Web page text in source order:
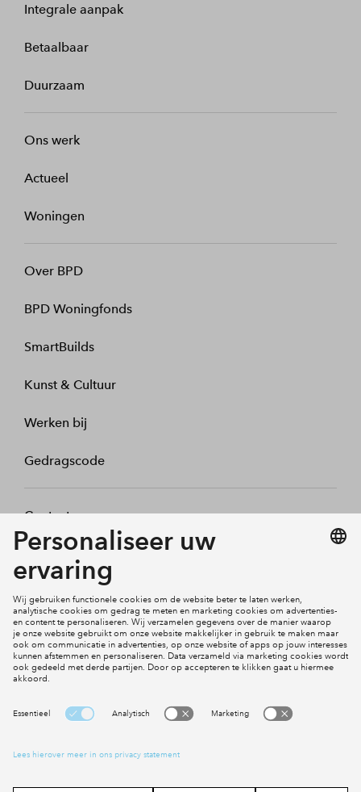
Integrale aanpak
Betaalbaar
Duurzaam
Ons werk
Actueel
Woningen
Over BPD
BPD Woningfonds
SmartBuilds
Kunst & Cultuur
Werken bij
Gedragscode
Contact
Mijn profiel
Social Media
Cookies